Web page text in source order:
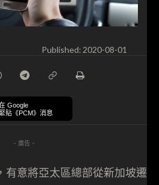
Published:2020-08-01
Google
緊貼《PCM》消息
- 廣告 -
有意將亞太區總部從新加坡遷